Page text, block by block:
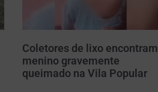
Coletores de lixo encontram
menino gravemente
queimado na Vila Popular